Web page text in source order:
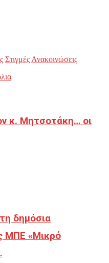
Στιγμές Ανακοινώσεις
κ. Μητσοτάκη… οι
δημόσια
ΜΠΕ «Μικρό